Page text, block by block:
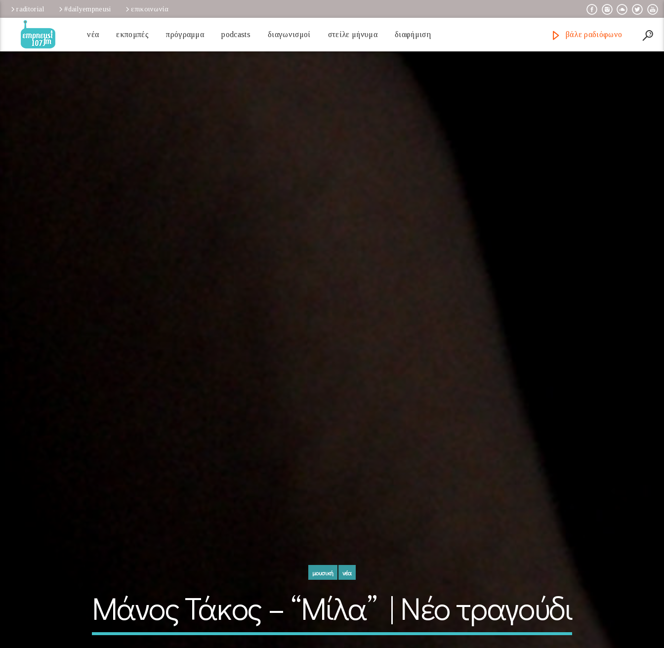
raditorial #dailyempneusi επικοινωνία
νέα εκπομπές πρόγραμμα podcasts διαγωνισμοί στείλε μήνυμα διαφήμιση βάλε ραδιόφωνο
μουσική νέα
Μάνος Τάκος – “Μίλα” | Νέο τραγούδι